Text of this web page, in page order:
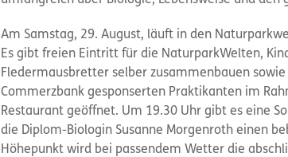
Am Samstag, 29. August, läuft in den
Es gibt freien Eintritt für die NaturparkWelten,
Fledermausbretter selber zusammenbauen
Commerzbank gesponserten Praktikanten im
Restaurant geöffnet. Um 19.30 Uhr gibt es eine
die Diplom-Biologin Susanne Morgenroth einen
Höhepunkt wird bei passendem Wetter die